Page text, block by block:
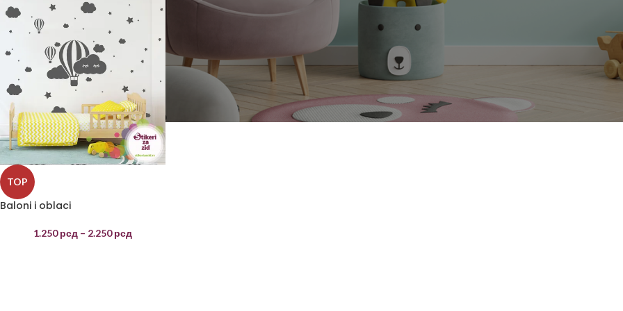
TOP
Baloni i oblaci
1.250рсд – 2.250рсд